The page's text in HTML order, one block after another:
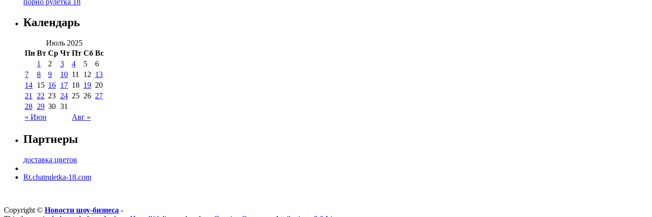
порно рулетка 18
Календарь
Июль 2025
Пн Вт Ср Чт Пт Сб Вс
« Июн Авг »
1 2 3 4 5
6
7
8 9 10 11 12 13
14 15 16 17 18 19 20
21
22 23 24 25 26 27
28 29 30 31
Партнеры
доставка цветов
Rt.chatruletka-18.com
Copyright © Новости шоу-бизнеса -